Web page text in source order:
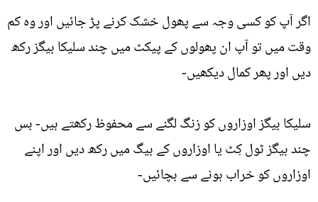
اگر آپ کو کسی وجہ سے پھول خشک کرنے پڑ جائیں اور وہ کم
وقت میں تو آپ ان پھولوں کے پیکٹ میں چند سلیکا بیگز رکھ
دیں اور پھر کمال دیکھیں-
سلیکا بیگز اوزاروں کو زنگ لگنے سے محفوظ رکھتے ہیں- بس
چند بیگز ٹول کِٹ یا اوزاروں کے بیگ میں رکھ دیں اور اپنے
اوزاروں کو خراب ہونے سے بچائیں-